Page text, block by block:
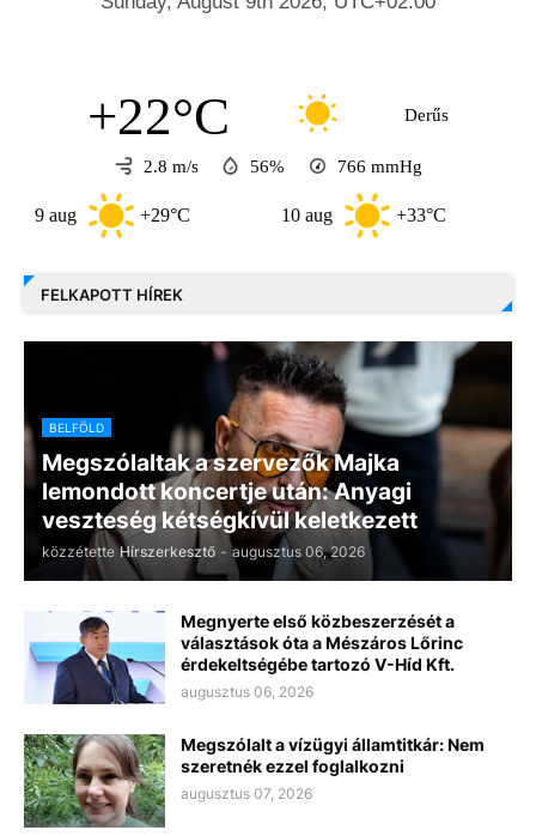
+22°C Derűs
2.8 m/s 56% 766 mmHg
+29°C +33°C
FELKAPOTT HÍREK
BELFÖLD
Megszólaltak a szervezők Majka
lemondott koncertje után: Anyagi
veszteség kétségkívül keletkezett
közzétette Hírszerkesztő - augusztus 06, 2026
Megnyerte első közbeszerzését a
választások óta a Mészáros Lőrinc
érdekeltségébe tartozó V-Híd Kft.
augusztus 06, 2026
Megszólalt a vízügyi államtitkár: Nem
szeretnék ezzel foglalkozni
augusztus 07, 2026